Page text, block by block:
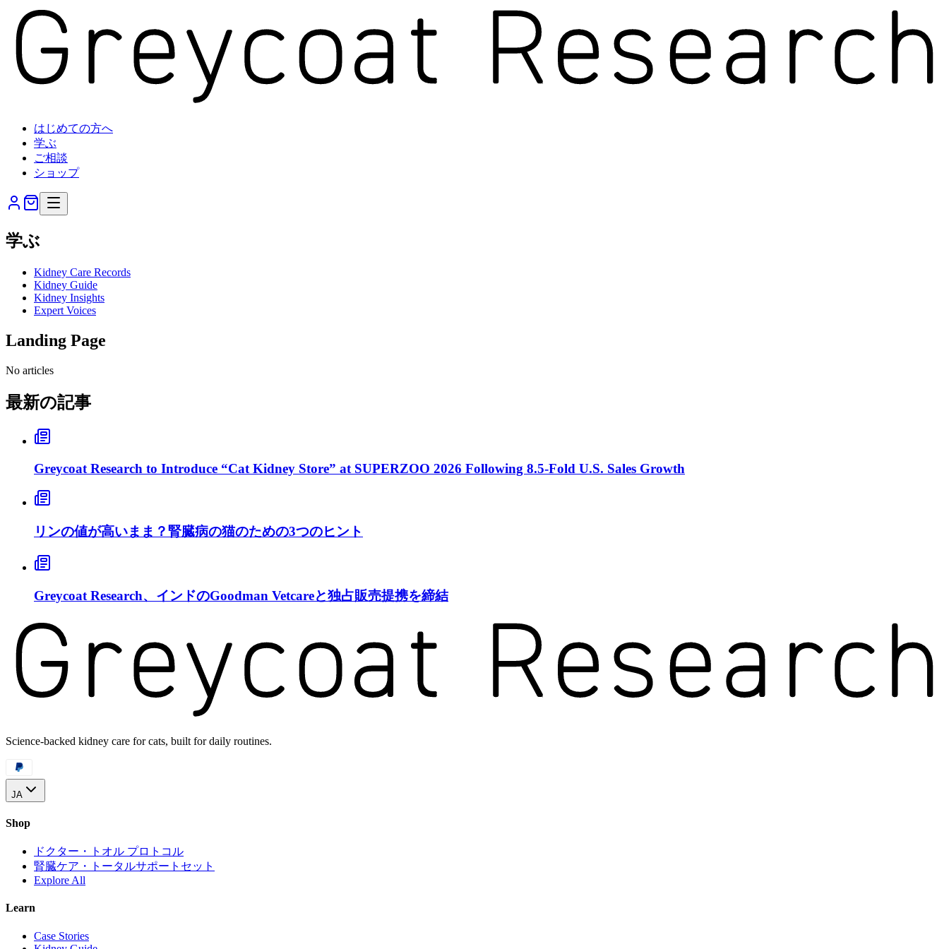
はじめての方へ
学ぶ
ご相談
ショップ
学ぶ
Kidney Care Records
Kidney Guide
Kidney Insights
Expert Voices
Landing Page
No articles
最新の記事
Greycoat Research to Introduce “Cat Kidney Store” at SUPERZOO 2026 Following 8.5-Fold U.S. Sales Growth
リンの値が高いまま？腎臓病の猫のための3つのヒント
Greycoat Research、インドのGoodman Vetcareと独占販売提携を締結
Science-backed kidney care for cats, built for daily routines.
JA
Shop
ドクター・トオル プロトコル
腎臓ケア・トータルサポートセット
Explore All
Learn
Case Stories